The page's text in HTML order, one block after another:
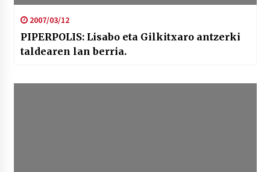
2007/03/12
PIPERPOLIS: Lisabo eta Gilkitxaro antzerki
taldearen lan berria.